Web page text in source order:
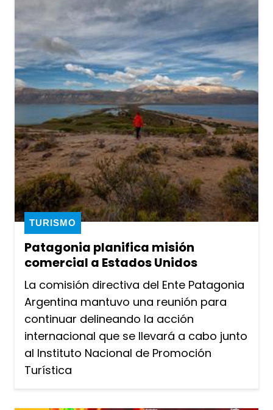
Patagonia planifica misión
comercial a Estados Unidos
TURISMO
La comisión directiva del Ente Patagonia
Argentina mantuvo una reunión para
continuar delineando la acción
internacional que se llevará a cabo junto
al Instituto Nacional de Promoción
Turística